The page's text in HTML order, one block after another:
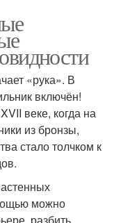
«рука». В
включён!
веке, когда на
из бронзы,
стало толчком к
можно